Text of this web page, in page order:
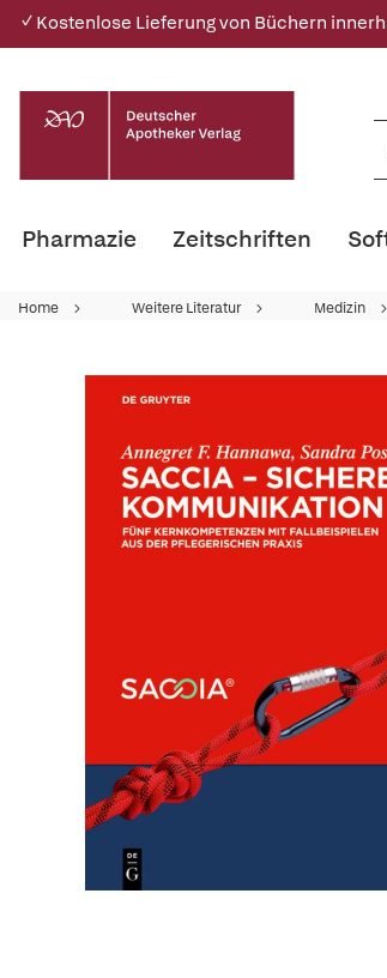
✓ Kostenlose Lieferung von Büchern
Pharmazie Zeitschriften
Home Weitere Literatur Medizin